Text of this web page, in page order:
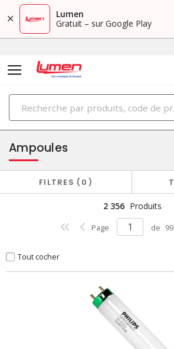
Lumen
Gratuit – sur Google Play
PRODUITS
éclairage
Ampoules
FILTRES 0
2 356 Produits
Page de 99
Tout cocher